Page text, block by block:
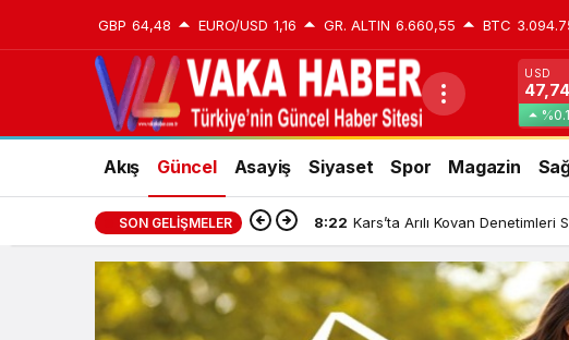
GBP 64,48 EURO/USD 1,16 GR. ALTIN 6.660,55 BTC
USD
47,74
Akış Güncel Asayiş Siyaset Spor Magazin
SON GELIŞMELER 8:22 Kars’ta Arılı Kovan Denetimleri